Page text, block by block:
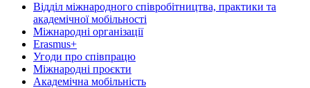
Відділ міжнародного співробітництва, практики та
академічної мобільності
Міжнародні організації
Erasmus+
Угоди про співпрацю
Міжнародні проєкти
Академічна мобільність